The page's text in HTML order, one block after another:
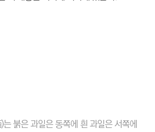
는 붉은 과일은 동쪽에 흰 과일은 서쪽에